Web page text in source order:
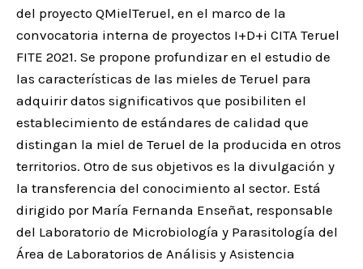
del proyecto QMielTeruel, en el marco de la
convocatoria interna de proyectos I+D+i CITA Teruel
FITE 2021. Se propone profundizar en el estudio de
las características de las mieles de Teruel para
adquirir datos significativos que posibiliten el
establecimiento de estándares de calidad que
distingan la miel de Teruel de la producida en otros
territorios. Otro de sus objetivos es la divulgación y
la transferencia del conocimiento al sector. Está
dirigido por María Fernanda Enseñat, responsable
del Laboratorio de Microbiología y Parasitología del
Área de Laboratorios de Análisis y Asistencia